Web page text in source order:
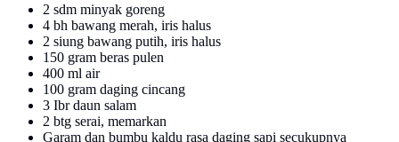
2 sdm minyak goreng
4 bh bawang merah, iris halus
2 siung bawang putih, iris halus
150 gram beras pulen
400 ml air
100 gram daging cincang
3 Ibr daun salam
2 btg serai, memarkan
Garam dan bumbu kaldu rasa daging sapi secukupnya